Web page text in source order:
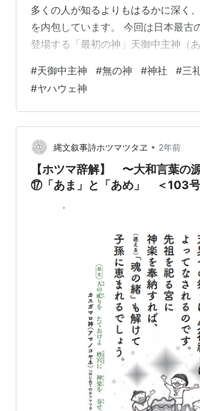
多くの人が知るよりもはるかに深く
を内包しています。 今回は日本最古
登場する「最初の神」天御中主神（
神」について掘り下げていきましょ
普段何気なく訪れる神社について語
とは？—『古事記』が語る最初の神
う記されています。 「天地（あめつ
時、高天原に成りませる神の名は、
ノミナカヌシノ…
#天御中主神 #無の神 #神社 #三
#ヤハウェ神
縄文叙事詩ホツマツタヱ • 2年前
【ホツマ辞解】 〜大和言葉の
⑰「あま」と「あめ」 ＜103